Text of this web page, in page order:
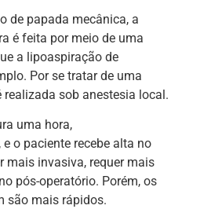
de papada mecânica, a
é feita por meio de uma
a lipoaspiração de
Por se tratar de uma
realizada sob anestesia local.
uma hora,
o paciente recebe alta no
mais invasiva, requer mais
pós-operatório. Porém, os
são mais rápidos.